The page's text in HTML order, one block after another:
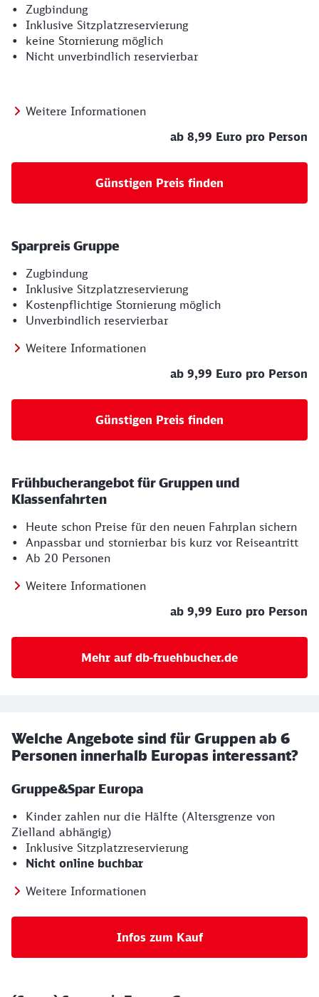
• Zugbindung
• Inklusive Sitzplatzreservierung
• keine Stornierung möglich
• Nicht unverbindlich reservierbar
Weitere Informationen
ab 8,99 Euro pro Person
Günstigen Preis finden
Sparpreis Gruppe
• Zugbindung
• Inklusive Sitzplatzreservierung
• Kostenpflichtige Stornierung möglich
• Unverbindlich reservierbar
Weitere Informationen
ab 9,99 Euro pro Person
Günstigen Preis finden
Frühbucherangebot für Gruppen und
Klassenfahrten
• Heute schon Preise für den neuen Fahrplan sichern
• Anpassbar und stornierbar bis kurz vor Reiseantritt
• Ab 20 Personen
Weitere Informationen
ab 9,99 Euro pro Person
Mehr auf db-fruehbucher.de
Welche Angebote sind für Gruppen ab 6
Personen innerhalb Europas interessant?
Gruppe&Spar Europa
• Kinder zahlen nur die Hälfte (Altersgrenze von
Zielland abhängig)
• Inklusive Sitzplatzreservierung
• Nicht online buchbar
Weitere Informationen
Infos zum Kauf